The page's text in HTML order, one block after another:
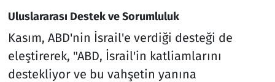
Uluslararası Destek ve Sorumluluk
Kasım, ABD'nin İsrail'e verdiği desteği de
eleştirerek, "ABD, İsrail'in katliamlarını
destekliyor ve bu vahşetin yanına